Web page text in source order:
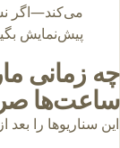
می‌کند—اگر
پیش‌نمایش
چه زمانی
ساعت‌ها
این سناریوها را